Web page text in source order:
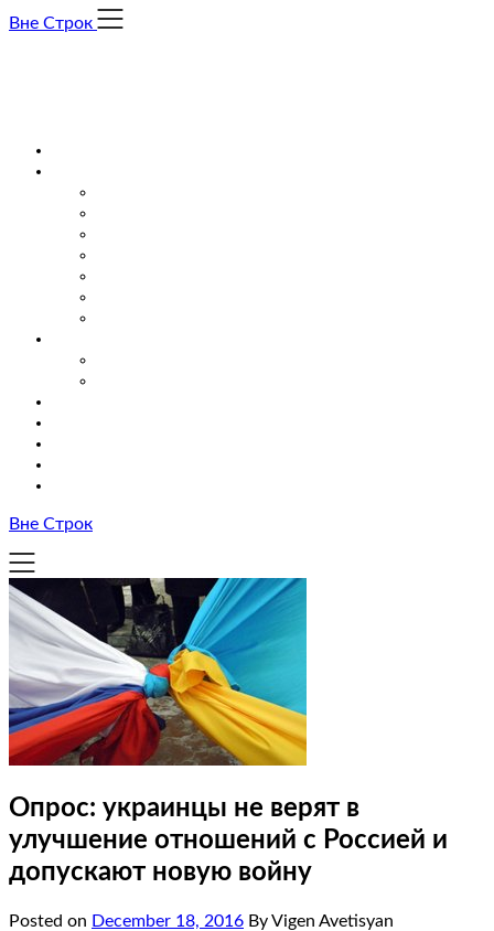
Skip
Вне Строк
Вне Строк
Опрос: украинцы не верят в
улучшение отношений с Россией и
допускают новую войну
Posted on December 18, 2016 By Vigen Avetisyan